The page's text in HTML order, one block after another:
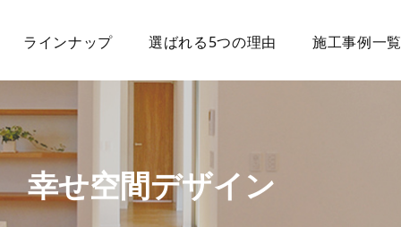
幸せ空間デザイン
ラインナップ 選ばれる5つの理由 施工事例一覧